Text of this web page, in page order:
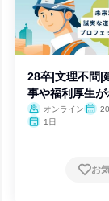
28卒|文理不問|
事や福利厚生
オンライン
1日
お